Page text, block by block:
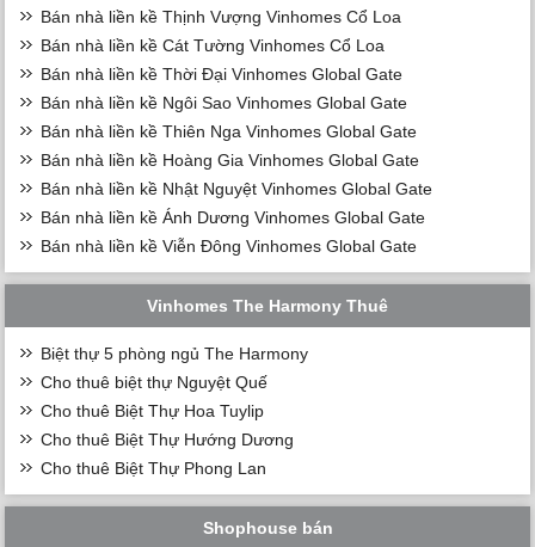
Bán nhà liền kề Thịnh Vượng Vinhomes Cổ Loa
Bán nhà liền kề Cát Tường Vinhomes Cổ Loa
Bán nhà liền kề Thời Đại Vinhomes Global Gate
Bán nhà liền kề Ngôi Sao Vinhomes Global Gate
Bán nhà liền kề Thiên Nga Vinhomes Global Gate
Bán nhà liền kề Hoàng Gia Vinhomes Global Gate
Bán nhà liền kề Nhật Nguyệt Vinhomes Global Gate
Bán nhà liền kề Ánh Dương Vinhomes Global Gate
Bán nhà liền kề Viễn Đông Vinhomes Global Gate
Vinhomes The Harmony Thuê
Biệt thự 5 phòng ngủ The Harmony
Cho thuê biệt thự Nguyệt Quế
Cho thuê Biệt Thự Hoa Tuylip
Cho thuê Biệt Thự Hướng Dương
Cho thuê Biệt Thự Phong Lan
Shophouse bán